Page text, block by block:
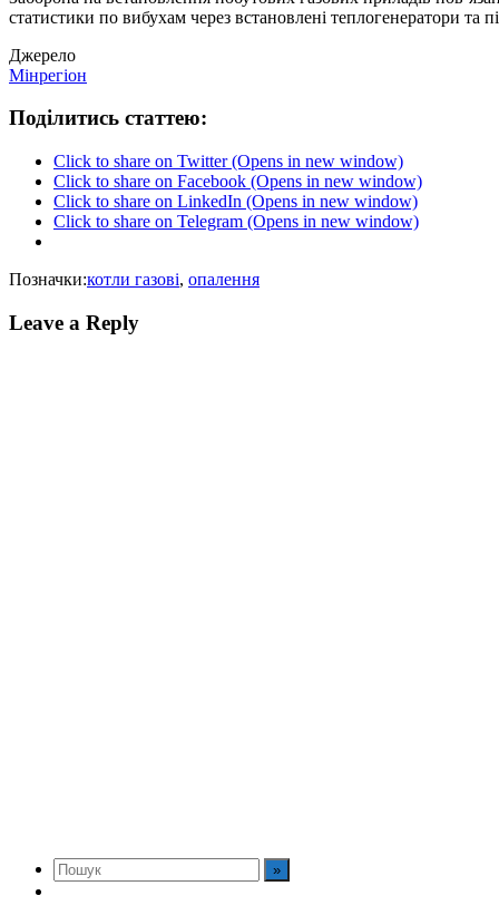
статистики по вибухам через встановлені теплогенератори та
Джерело
Мінрегіон
Поділитись статтею:
Click to share on Twitter (Opens in new window)
Click to share on Facebook (Opens in new window)
Click to share on LinkedIn (Opens in new window)
Click to share on Telegram (Opens in new window)
Позначки:котли газові, опалення
Leave a Reply